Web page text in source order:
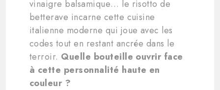
vinaigre balsamique… le risotto de
betterave incarne cette cuisine
italienne moderne qui joue avec les
codes tout en restant ancrée dans le
terroir. Quelle bouteille ouvrir face
à cette personnalité haute en
couleur ?